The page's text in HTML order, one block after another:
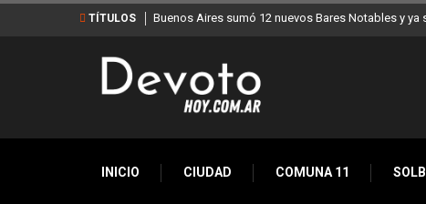
TÍTULOS
nuevos Bares Notables y ya son 90 en toda la CiudadLos stands móviles de la
INICIO CIUDAD COMUNA 11